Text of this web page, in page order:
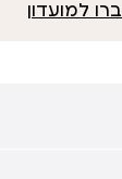
למועדון